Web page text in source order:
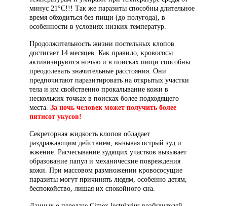
минус 21°С!!! Так же паразиты способны длительное
время обходиться без пищи (до полугода), в
особенности в условиях низких температур.
Продолжительность жизни постельных клопов
достигает 14 месяцев. Как правило, кровососы
активизируются ночью и в поисках пищи способны
преодолевать значительные расстояния. Они
предпочитают паразитировать на открытых участки
тела и им свойственно прокалывание кожи в
нескольких точках в поисках более подходящего
места. За ночь человек может получить более
пятисот укусов!
Секреторная жидкость клопов обладает
раздражающим действием, вызывая острый зуд и
жжение. Расчесывание зудящих участков вызывает
образование папул и механические повреждения
кожи. При массовом размножении кровососущие
паразиты могут причинять людям, особенно детям,
беспокойство, лишая их спокойного сна.